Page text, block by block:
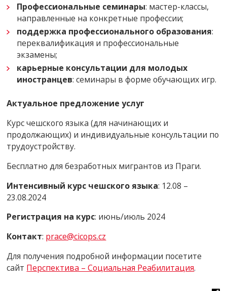
Профессиональные семинары: мастер-классы,
направленные на конкретные профессии;
поддержка профессионального образования:
переквалификация и профессиональные
экзамены;
карьерные консультации для молодых
иностранцев: семинары в форме обучающих игр.
Актуальное предложение услуг
Курс чешского языка (для начинающих и
продолжающих) и индивидуальные консультации по
трудоустройству.
Бесплатно для безработных мигрантов из Праги.
Интенсивный курс чешского языка: 12.08 –
23.08.2024
Регистрация на курс: июнь/июль 2024
Контакт: prace@cicops.cz
Для получения подробной информации посетите
сайт Перспектива – Социальная Реабилитация.